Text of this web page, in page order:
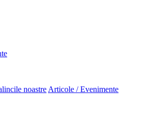
noastre Articole / Evenimente